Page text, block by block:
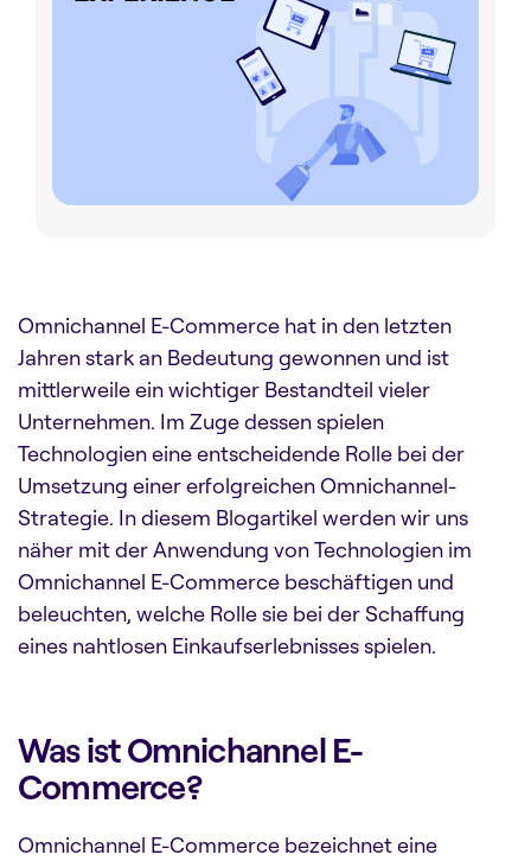
Omnichannel E-Commerce hat in den letzten
Jahren stark an Bedeutung gewonnen und ist
mittlerweile ein wichtiger Bestandteil vieler
Unternehmen. Im Zuge dessen spielen
Technologien eine entscheidende Rolle bei der
Umsetzung einer erfolgreichen Omnichannel-
Strategie. In diesem Blogartikel werden wir uns
näher mit der Anwendung von Technologien im
Omnichannel E-Commerce beschäftigen und
beleuchten, welche Rolle sie bei der Schaffung
eines nahtlosen Einkaufserlebnisses spielen.
Was ist Omnichannel E-
Commerce?
Omnichannel E-Commerce bezeichnet eine